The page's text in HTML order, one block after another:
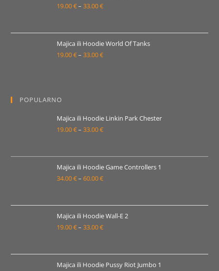
do
19.00€– 33.00€Raspon
od
19.00 €
do
Majica ili Hoodie World Of Tanks
19.00€– 33.00€Raspon
33.00 €
POPULARNO
Majica ili Hoodie Linkin Park Chester
19.00€– 33.00€Raspon
od
19.00 €
do
Majica ili Hoodie Game Controllers 1
34.00€– 60.00€Raspon
od
34.00 €
do
Majica ili Hoodie Wall-E 2
19.00€– 33.00€Raspon
od
19.00 €
Majica ili Hoodie Pussy Riot Jumbo 1